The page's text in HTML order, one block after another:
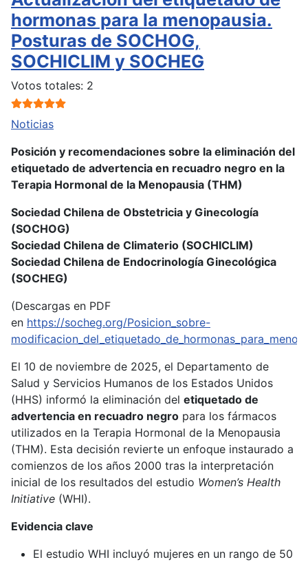
hormonas para la menopausia.
Posturas de SOCHOG,
SOCHICLIM y SOCHEG
Ratio: 5/5
Votos totales: 2
Noticias
Posición y recomendaciones sobre la eliminación del
etiquetado de advertencia en recuadro negro en la
Terapia Hormonal de la Menopausia (THM)
Sociedad Chilena de Obstetricia y Ginecología
(SOCHOG)
Sociedad Chilena de Climaterio (SOCHICLIM)
Sociedad Chilena de Endocrinología Ginecológica
(SOCHEG)
(Descargas en PDF
en https://socheg.org/Posicion_sobre-
El 10 de noviembre de 2025, el Departamento de
Salud y Servicios Humanos de los Estados Unidos
(HHS) informó la eliminación del etiquetado de
advertencia en recuadro negro para los fármacos
utilizados en la Terapia Hormonal de la Menopausia
(THM). Esta decisión revierte un enfoque instaurado a
comienzos de los años 2000 tras la interpretación
inicial de los resultados del estudio Women’s Health
Initiative (WHI).
Evidencia clave
El estudio WHI incluyó mujeres en un rango de 50